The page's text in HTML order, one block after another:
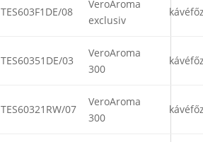
TES603F1DE/08
VeroAroma
exclusiv
TES60351DE/03
VeroAroma
300
TES60321RW/07
VeroAroma
300